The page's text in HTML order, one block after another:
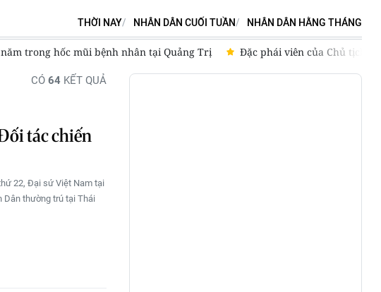
THỜI NAY NHÂN DÂN CUỐI TUẦN NHÂN DÂN HẰNG THÁNG
trong hốc mũi bệnh nhân tại Quảng Trị Đặc phái viên của Chủ tịch
CÓ 64 KẾT QUẢ
tác chiến
22, Đại sứ Việt Nam tại
Dân thường trú tại Thái